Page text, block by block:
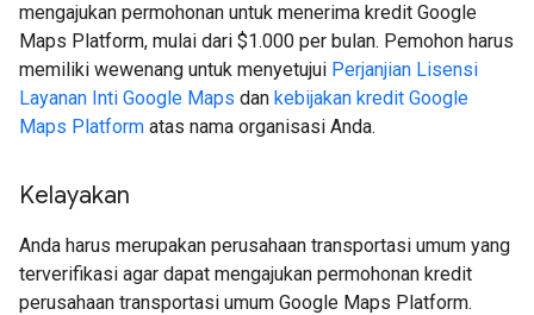
mengajukan permohonan untuk menerima kredit Google
Maps Platform, mulai dari $1.000 per bulan. Pemohon harus
memiliki wewenang untuk menyetujui Perjanjian Lisensi
Layanan Inti Google Maps dan kebijakan kredit Google
Maps Platform atas nama organisasi Anda.
Kelayakan
Anda harus merupakan perusahaan transportasi umum yang
terverifikasi agar dapat mengajukan permohonan kredit
perusahaan transportasi umum Google Maps Platform.